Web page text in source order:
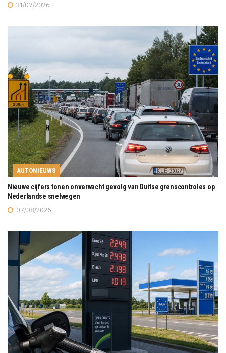
31/07/2026
AUTONIEUWS
Nieuwe cijfers tonen onverwacht gevolg van Duitse grenscontroles op
Nederlandse snelwegen
07/08/2026